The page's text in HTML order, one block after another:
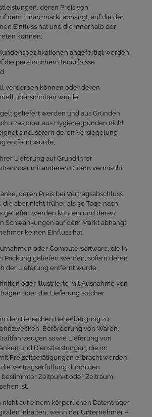
deren Preis von
dem Finanzmarkt abhängt, auf die der
Einfluss hat und die innerhalb der
können,
angefertigt werden
die persönlichen Bedürfnisse
verderben können oder deren
überschritten würde,
geliefert werden und aus Gründen
oder aus Hygienegründen nicht
sind, sofern deren Versiegelung
entfernt wurde,
Lieferung auf Grund ihrer
mit anderen Gütern vermischt
deren Preis bei Vertragsabschluss
aber nicht früher als 30 Tage nach
geliefert werden können und deren
Schwankungen auf dem Markt abhängt,
keinen Einfluss hat,
oder Computersoftware, die in
Packung geliefert werden, sofern deren
der Lieferung entfernt wurde,
oder Illustrierte mit Ausnahme von
über die Lieferung solcher
den Bereichen Beherbergung zu
Beförderung von Waren,
sowie Lieferung von
und Dienstleistungen, die im
Freizeitbetätigungen erbracht werden,
Vertragserfüllung durch den
Zeitpunkt oder Zeitraum
ist,
nicht auf einem körperlichen Datenträger
Inhalten, wenn der Unternehmer –